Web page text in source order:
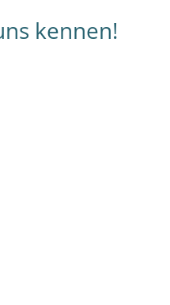
kennen!